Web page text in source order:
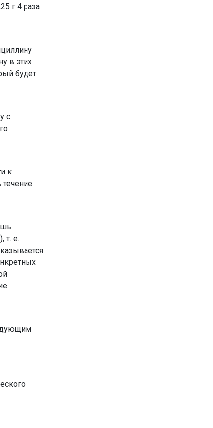
г 4 раза
в этих
будет
с
к
течение
т. е.